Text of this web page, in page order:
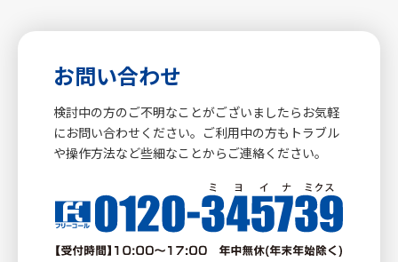
お問い合わせ
検討中の方のご不明なことがございましたらお気軽
にお問い合わせください。ご利用中の方もトラブル
や操作方法など些細なことからご連絡ください。